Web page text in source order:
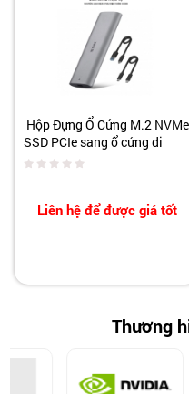
Hộp Đựng Ổ Cứng M.2 NVMe
SSD PCIe sang ổ cứng di
động - SSK HE-C327 chuẩn
Liên hệ để được giá tốt
Thương